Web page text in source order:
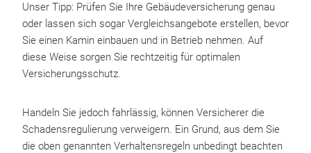
Unser Tipp: Prüfen Sie Ihre Gebäudeversicherung genau
oder lassen sich sogar Vergleichsangebote erstellen, bevor
Sie einen Kamin einbauen und in Betrieb nehmen. Auf
diese Weise sorgen Sie rechtzeitig für optimalen
Versicherungsschutz.
Handeln Sie jedoch fahrlässig, können Versicherer die
Schadensregulierung verweigern. Ein Grund, aus dem Sie
die oben genannten Verhaltensregeln unbedingt beachten